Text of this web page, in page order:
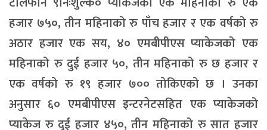
हजार ७५०, तीन महिनाको रु पाँच हजार र एक वर्षको रु
अठार हजार एक सय, ४० एमबीपीएस प्याकेजको एक
महिनाको रु दुई हजार ५०, तीन महिनाको रु छ हजार र
एक वर्षको रु १९ हजार ७०० तोकिएको छ । उनका
अनुसार ६० एमबीपीएस इन्टरनेटसहित एक प्याकेजको
प्याकेज रु दुई हजार ४५०, तीन महिनाको रु सात हजार